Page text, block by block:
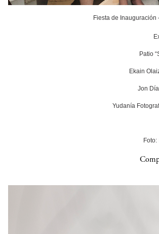
Fiesta de
Patio
Ekain
Jon
Yudanía
Foto: